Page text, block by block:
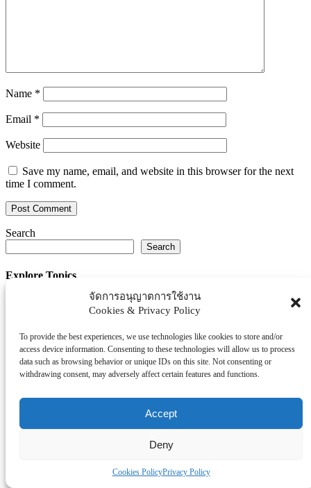
จัดการอนุญาตการใช้งาน
Cookies & Privacy Policy
To provide the best experiences, we use technologies like cookies to store and/or
access device information. Consenting to these technologies will allow us to process
data such as browsing behavior or unique IDs on this site. Not consenting or
withdrawing consent, may adversely affect certain features and functions.
Accept
Deny
Cookies PolicyPrivacy Policy
Name *
Email *
Website
Save my name, email, and website in this browser for the next
time I comment.
Search
Search
Explore Topics
Thaiworldtoday
Uncategorized
ธุรกิจ/ประกัน/การเงิน
บันเทิง/กีฬา
ภาครัฐ/ราชการ
ยานยนต์
โรงแรม/ท่องเที่ยว/อาหาร
Tag Clouds